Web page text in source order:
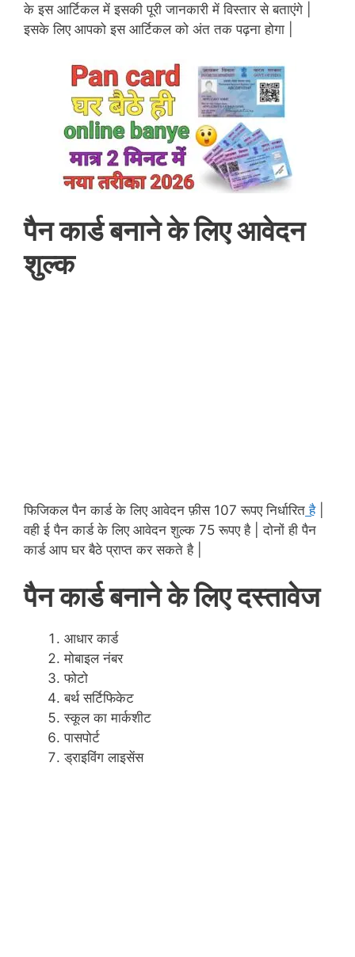
के इस आर्टिकल में इसकी पूरी जानकारी में विस्तार से बताएंगे |
इसके लिए आपको इस आर्टिकल को अंत तक पढ़ना होगा |
पैन कार्ड बनाने के लिए आवेदन
शुल्क
फिजिकल पैन कार्ड के लिए आवेदन फ़ीस 107 रूपए निर्धारित है|
वही ई पैन कार्ड के लिए आवेदन शुल्क 75 रूपए है | दोनों ही पैन
कार्ड आप घर बैठे प्राप्त कर सकते है |
पैन कार्ड बनाने के लिए दस्तावेज
आधार कार्ड
मोबाइल नंबर
फोटो
बर्थ सर्टिफिकेट
स्कूल का मार्कशीट
पासपोर्ट
ड्राइविंग लाइसेंस